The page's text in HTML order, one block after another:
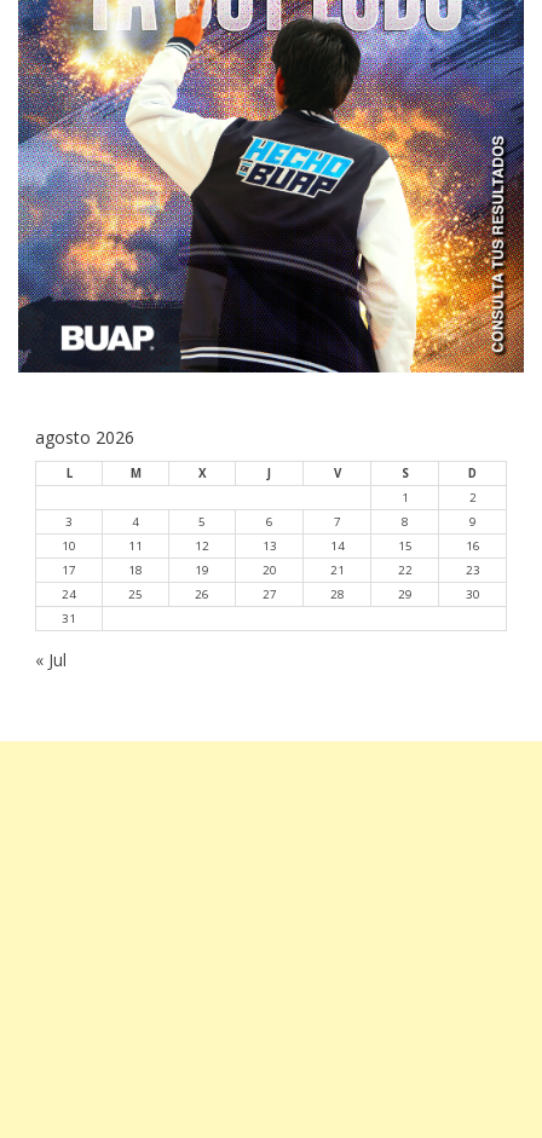
agosto 2026
L M X J V S
D
1
2
3
4 5 6 7 8
9
10
11 12 13 14 15
16
17
18 19 20 21 22
23
24
25 26 27 28 29
30
31
« Jul